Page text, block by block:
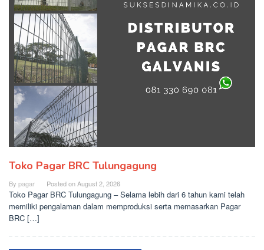
Toko Pagar BRC Tulungagung
By pagar Posted onAugust 2, 2026
Toko Pagar BRC Tulungagung – Selama lebih dari 6 tahun kami telah
memiliki pengalaman dalam memproduksi serta memasarkan Pagar
BRC […]